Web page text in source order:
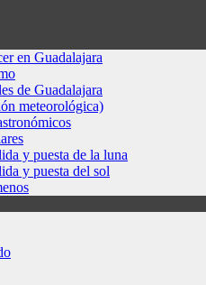
en Guadalajara
de Guadalajara
meteorológica)
y puesta de la luna
y puesta del sol